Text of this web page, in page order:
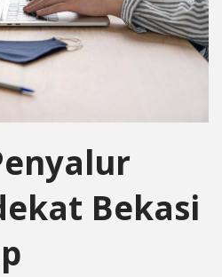
Bekasi